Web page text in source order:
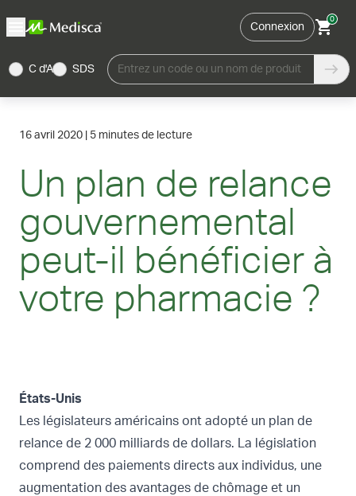
Connexion
0
C d'A SDS Entrez un code ou un nom de produit
16 avril 2020 5 minutes de lecture
Un plan de relance
gouvernemental
peut-il bénéficier à
votre pharmacie ?
États-Unis
Les législateurs américains ont adopté un plan de
relance de 2 000 milliards de dollars. La législation
comprend des paiements directs aux individus, une
augmentation des avantages de chômage et un